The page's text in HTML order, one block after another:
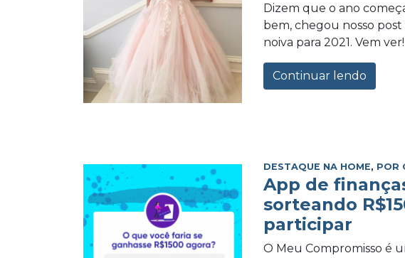
Dizem que o ano
bem, chegou nosso
noiva para 2021. Vem
Continuar lendo
DESTAQUE NA HOME, POR
App de
sorteando
participar
O Meu Compromisso é